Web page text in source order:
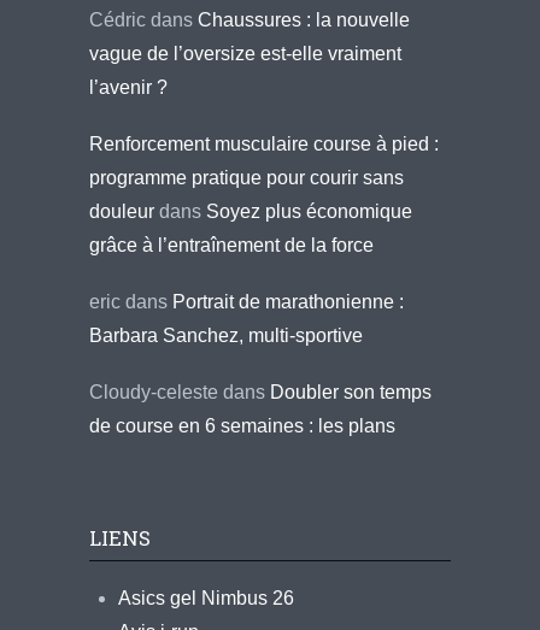
Cédric dans Chaussures : la nouvelle
vague de l’oversize est-elle vraiment
l’avenir ?
Renforcement musculaire course à pied :
programme pratique pour courir sans
douleur dans Soyez plus économique
grâce à l’entraînement de la force
eric dans Portrait de marathonienne :
Barbara Sanchez, multi-sportive
Cloudy-celeste dans Doubler son temps
de course en 6 semaines : les plans
LIENS
Asics gel Nimbus 26